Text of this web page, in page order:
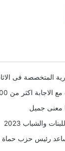
المتخصصة فى
اكثر من 500 سؤال
معنى جميل
والشباب 2023
رئيس حزب